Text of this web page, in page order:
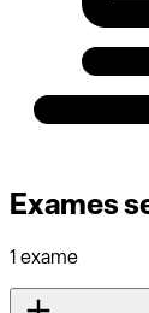
Exames
1 exame